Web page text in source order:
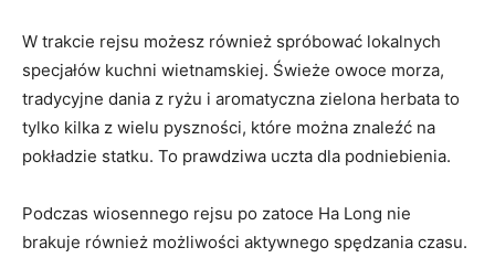
W trakcie⁣ rejsu możesz również spróbować lokalnych
specjałów kuchni wietnamskiej. Świeże ‍owoce morza,
tradycyjne dania z ryżu i aromatyczna‌ zielona herbata to
tylko kilka z wielu pyszności, które można⁣ znaleźć na
⁢pokładzie statku. To prawdziwa uczta dla podniebienia.
Podczas wiosennego rejsu po zatoce⁤ Ha Long nie
⁤brakuje również⁤ możliwości aktywnego spędzania czasu.